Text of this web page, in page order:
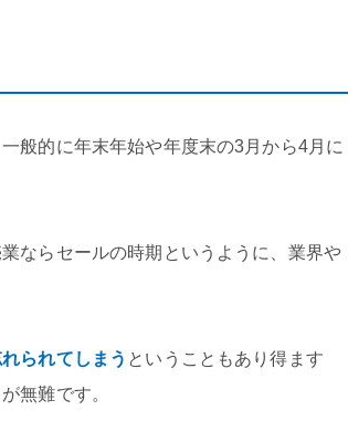
般的に年末年始や年度末の3月から4月に
ならセールの時期というように、業界や
られてしまう ということもあり得ます
無難です。